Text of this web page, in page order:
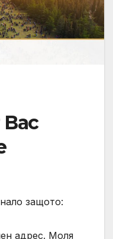
Вас
защото:
адрес. Моля